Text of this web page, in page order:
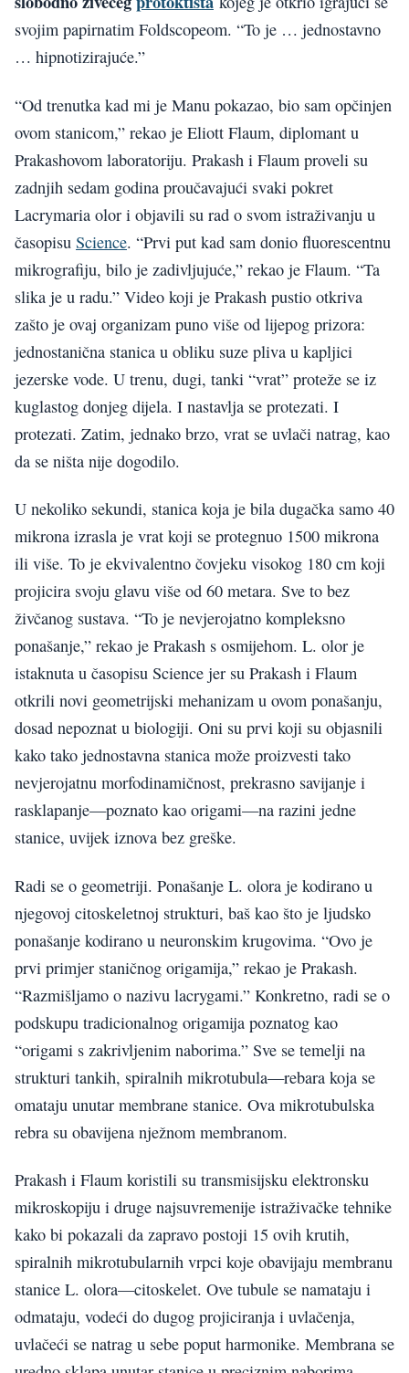
svojim papirnatim Foldscopeom. “To je … jednostavno
… hipnotizirajuće.”
“Od trenutka kad mi je Manu pokazao, bio sam opčinjen
ovom stanicom,” rekao je Eliott Flaum, diplomant u
Prakashovom laboratoriju. Prakash i Flaum proveli su
zadnjih sedam godina proučavajući svaki pokret
Lacrymaria olor i objavili su rad o svom istraživanju u
časopisu Science. “Prvi put kad sam donio fluorescentnu
mikrografiju, bilo je zadivljujuće,” rekao je Flaum. “Ta
slika je u radu.” Video koji je Prakash pustio otkriva
zašto je ovaj organizam puno više od lijepog prizora:
jednostanična stanica u obliku suze pliva u kapljici
jezerske vode. U trenu, dugi, tanki “vrat” proteže se iz
kuglastog donjeg dijela. I nastavlja se protezati. I
protezati. Zatim, jednako brzo, vrat se uvlači natrag, kao
da se ništa nije dogodilo.
U nekoliko sekundi, stanica koja je bila dugačka samo 40
mikrona izrasla je vrat koji se protegnuo 1500 mikrona
ili više. To je ekvivalentno čovjeku visokog 180 cm koji
projicira svoju glavu više od 60 metara. Sve to bez
živčanog sustava. “To je nevjerojatno kompleksno
ponašanje,” rekao je Prakash s osmijehom. L. olor je
istaknuta u časopisu Science jer su Prakash i Flaum
otkrili novi geometrijski mehanizam u ovom ponašanju,
dosad nepoznat u biologiji. Oni su prvi koji su objasnili
kako tako jednostavna stanica može proizvesti tako
nevjerojatnu morfodinamičnost, prekrasno savijanje i
rasklapanje—poznato kao origami—na razini jedne
stanice, uvijek iznova bez greške.
Radi se o geometriji. Ponašanje L. olora je kodirano u
njegovoj citoskeletnoj strukturi, baš kao što je ljudsko
ponašanje kodirano u neuronskim krugovima. “Ovo je
prvi primjer staničnog origamija,” rekao je Prakash.
“Razmišljamo o nazivu lacrygami.” Konkretno, radi se o
podskupu tradicionalnog origamija poznatog kao
“origami s zakrivljenim naborima.” Sve se temelji na
strukturi tankih, spiralnih mikrotubula—rebara koja se
omataju unutar membrane stanice. Ova mikrotubulska
rebra su obavijena nježnom membranom.
Prakash i Flaum koristili su transmisijsku elektronsku
mikroskopiju i druge najsuvremenije istraživačke tehnike
kako bi pokazali da zapravo postoji 15 ovih krutih,
spiralnih mikrotubularnih vrpci koje obavijaju membranu
stanice L. olora—citoskelet. Ove tubule se namataju i
odmataju, vodeći do dugog projiciranja i uvlačenja,
uvlačeći se natrag u sebe poput harmonike. Membrana se